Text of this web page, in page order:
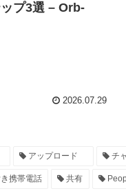
プ3選 – Orb-
2026.07.29
アップロード チ
携帯電話 共有